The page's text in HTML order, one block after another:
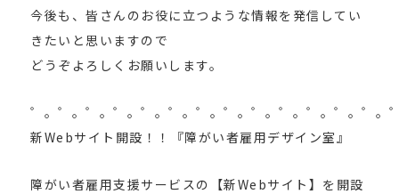
今後も、皆さんのお役に立つような情報を発信してい
きたいと思いますので
どうぞよろしくお願いします。
゜。゜。゜。゜。゜。゜。゜。゜。゜。゜。゜。゜。゜。
新Webサイト開設！！『障がい者雇用デザイン室』
障がい者雇用支援サービスの【新Webサイト】を開設